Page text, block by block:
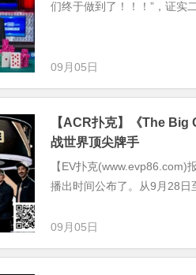
们终于做到了！！！”，证实
09月05日
【ACR扑克】《The
战世界顶尖牌手
【EV扑克
播出时间公布了。从9月28
09月05日